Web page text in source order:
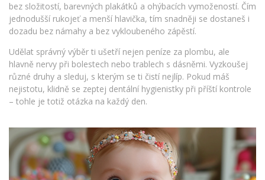
bez složitostí, barevných plakátků a ohýbacích vymožeností. Čím
jednodušší rukojeť a menší hlavička, tím snadněji se dostaneš i
dozadu bez námahy a bez vykloubeného zápěstí.
Udělat správný výběr ti ušetří nejen peníze za plombu, ale
hlavně nervy při bolestech nebo trablech s dásněmi. Vyzkoušej
různé druhy a sleduj, s kterým se ti čistí nejlíp. Pokud máš
nejistotu, klidně se zeptej dentální hygienistky při příští kontrole
– tohle je totiž otázka na každý den.